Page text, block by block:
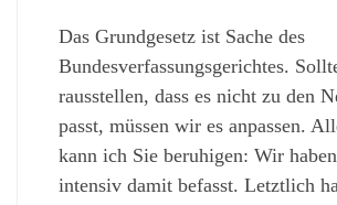
Das Grundgesetz ist Sache des
Bundesverfassungsgerichtes.
rausstellen, dass es nicht zu den
passt, müssen wir es anpassen.
kann ich Sie beruhigen: Wir
intensiv damit befasst. Letztlich